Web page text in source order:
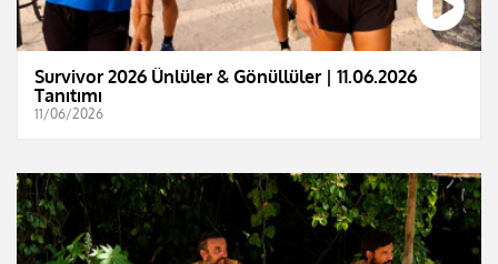
Survivor 2026 Ünlüler & Gönüllüler | 11.06.2026
Tanıtımı
11/06/2026